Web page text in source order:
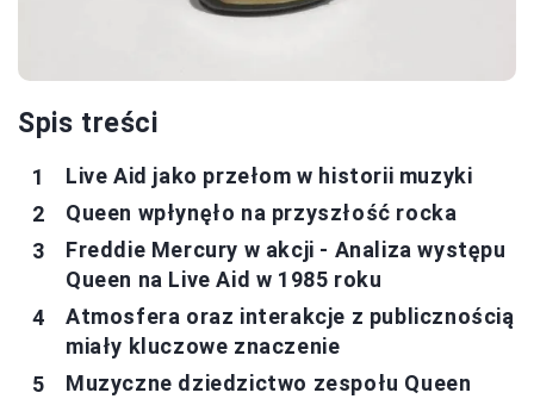
Spis treści
Live Aid jako przełom w historii muzyki
Queen wpłynęło na przyszłość rocka
Freddie Mercury w akcji - Analiza występu
Queen na Live Aid w 1985 roku
Atmosfera oraz interakcje z publicznością
miały kluczowe znaczenie
Muzyczne dziedzictwo zespołu Queen